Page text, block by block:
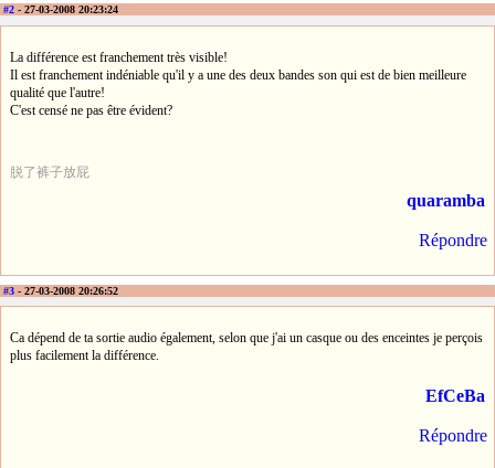
#2 - 27-03-2008 20:23:24
La différence est franchement très visible!
Il est franchement indéniable qu'il y a une des deux bandes son qui est de bien meilleure
qualité que l'autre!
C'est censé ne pas être évident?
脱了裤子放屁
quaramba
Répondre
#3 - 27-03-2008 20:26:52
Ca dépend de ta sortie audio également, selon que j'ai un casque ou des enceintes je perçois
plus facilement la différence.
EfCeBa
Répondre